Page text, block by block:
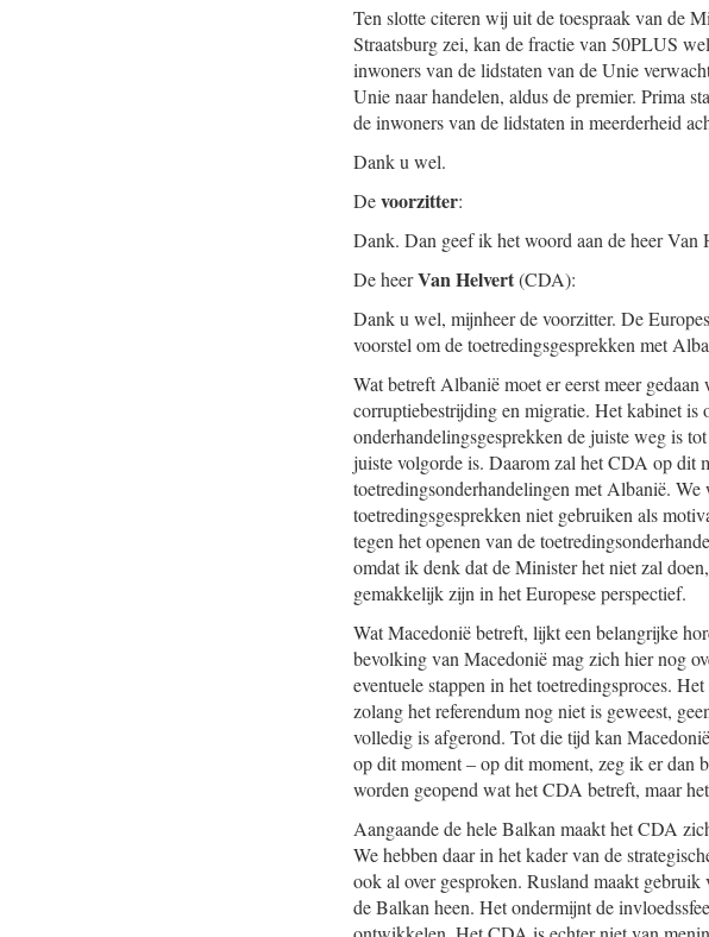
Ten slotte citeren wij uit de toespraak van de
Straatsburg zei, kan de fractie van 50PLUS
inwoners van de lidstaten van de Unie
Unie naar handelen, aldus de premier. Prima
de inwoners van de lidstaten in meerderheid
Dank u wel.
Devoorzitter:
Dank. Dan geef ik het woord aan de heer Van
De heerVan Helvert(CDA):
Dank u wel, mijnheer de voorzitter. De
voorstel om de toetredingsgesprekken met
Wat betreft Albanië moet er eerst meer
corruptiebestrijding en migratie. Het kabinet is
onderhandelingsgesprekken de juiste weg is
juiste volgorde is. Daarom zal het CDA op dit
toetredingsonderhandelingen met Albanië.
toetredingsgesprekken niet gebruiken als
tegen het openen van de
omdat ik denk dat de Minister het niet zal
gemakkelijk zijn in het Europese perspectief.
Wat Macedonië betreft, lijkt een belangrijke
bevolking van Macedonië mag zich hier nog
eventuele stappen in het toetredingsproces.
zolang het referendum nog niet is geweest,
volledig is afgerond. Tot die tijd kan
op dit moment – op dit moment, zeg ik er dan
worden geopend wat het CDA betreft, maar
Aangaande de hele Balkan maakt het CDA
We hebben daar in het kader van de
ook al over gesproken. Rusland maakt
de Balkan heen. Het ondermijnt de